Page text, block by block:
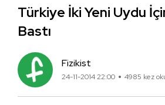
Türkiye İki Yeni Uydu
Bastı
Fizikist
24-11-2014 22:00 4985 kez